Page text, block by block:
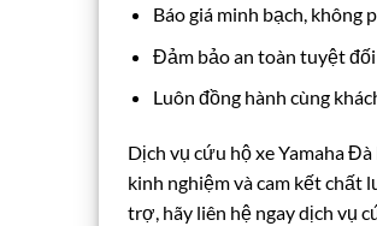
Báo giá minh bạch, không
Đảm bảo an toàn tuyệt
Luôn đồng hành cùng
Dịch vụ cứu hộ xe Yamaha
kinh nghiệm và cam kết chất
trợ, hãy liên hệ ngay dịch vụ